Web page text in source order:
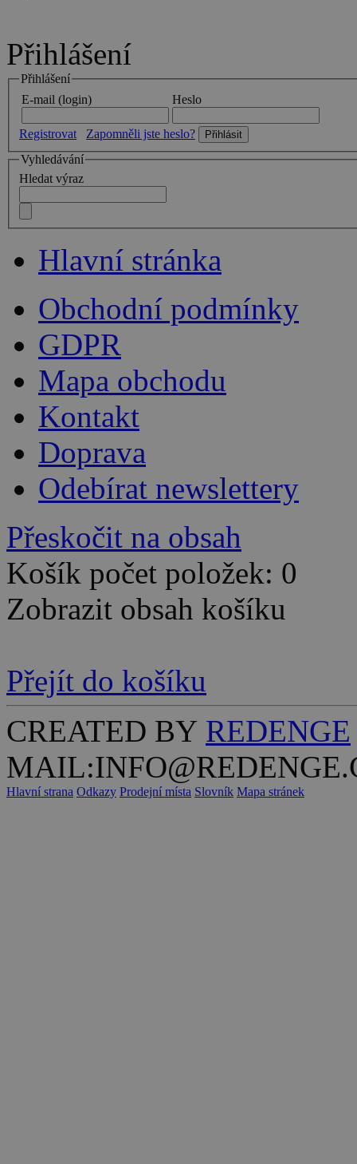
Přihlášení
Přihlášení
E-mail (login)
Heslo
Registrovat
Zapomněli jste heslo?
Vyhledávání
Hledat výraz
Hlavní stránka
Obchodní podmínky
GDPR
Mapa obchodu
Kontakt
Doprava
Odebírat newslettery
Přeskočit na obsah
Košík počet položek: 0
Zobrazit obsah košíku
Přejít do košíku
CREATED BY REDENGE
Hlavní strana Odkazy Prodejní místa Slovník Mapa stránek